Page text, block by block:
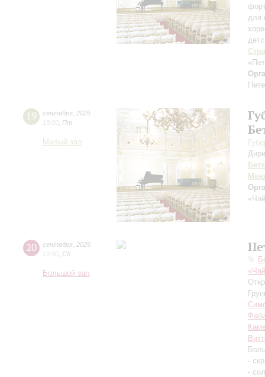
для
19 сентября 2025
19:00 Пт
Малый зал
20 сентября 2025
19:00 Сб
Большой зал
-
-